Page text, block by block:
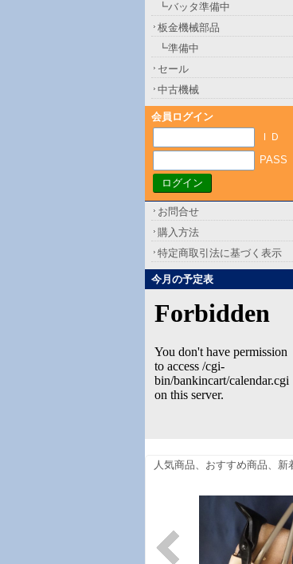
┗バッタ準備中
板金機械部品
┗準備中
セール
中古機械
会員ログイン
ＩＤ
PASS
お問合せ
購入方法
特定商取引法に基づく表示
今月の予定表